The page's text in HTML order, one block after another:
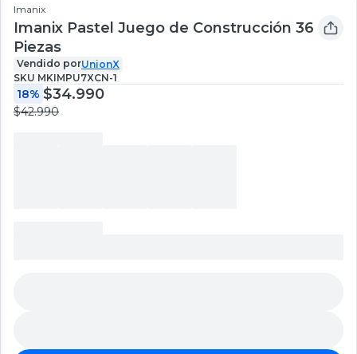
Imanix
Imanix Pastel Juego de Construcción 36
Piezas
Vendido porUnionX
SKU MKIMPU7XCN-1
18% $34.990
$42.990